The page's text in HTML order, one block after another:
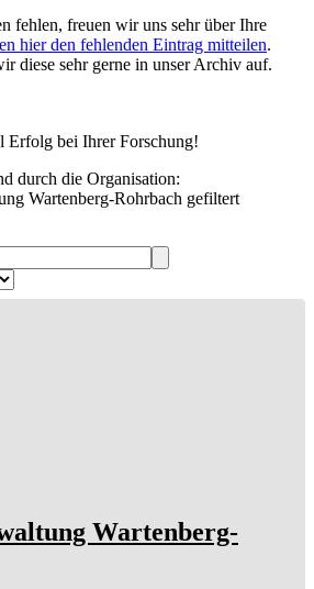
fehlen, freuen wir uns sehr über Ihre
hier den fehlenden Eintrag mitteilen.
diese sehr gerne in unser Archiv auf.
Erfolg bei Ihrer Forschung!
durch die Organisation:
Wartenberg-Rohrbach gefiltert
Wartenberg-